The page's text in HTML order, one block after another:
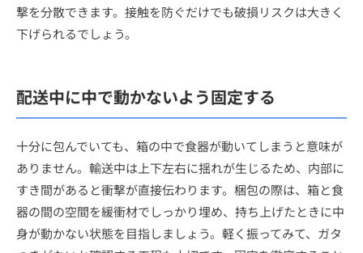
撃を分散できます。接触を防ぐだけでも破損リスクは大きく
下げられるでしょう。
配送中に中で動かないよう固定する
十分に包んでいても、箱の中で食器が動いてしまうと意味が
ありません。輸送中は上下左右に揺れが生じるため、内部に
すき間があると衝撃が直接伝わります。梱包の際は、箱と食
器の間の空間を緩衝材でしっかり埋め、持ち上げたときに中
身が動かない状態を目指しましょう。軽く振ってみて、ガタ